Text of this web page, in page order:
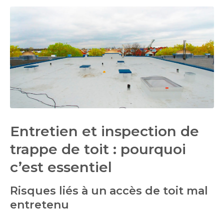
Entretien et inspection de
trappe de toit : pourquoi
c’est essentiel
Risques liés à un accès de toit mal
entretenu